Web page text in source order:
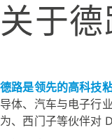
关于德
德路是领先的高科技
导体、汽车与电子行
为、西门子等伙伴对